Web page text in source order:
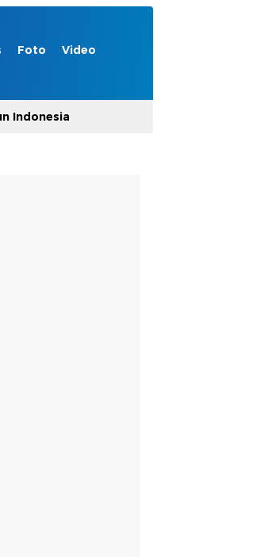
Foto Video
Indonesia